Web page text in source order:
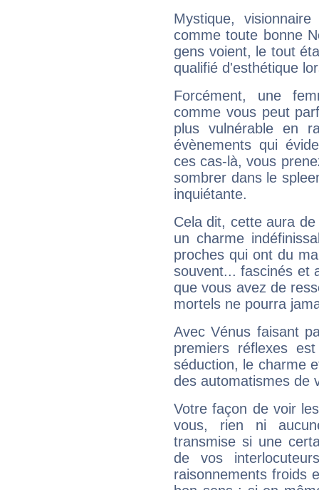
Mystique,
comme toute bonne
gens voient, le tout
qualifié d'esthétique
Forcément, une
comme vous peut
plus vulnérable en
évènements qui
ces cas-là, vous
sombrer dans le
inquiétante.
Cela dit, cette aura
un charme
proches qui ont du
souvent... fascinés et
que vous avez de
mortels ne pourra
Avec Vénus faisant
premiers réflexes
séduction, le charme
des automatismes de
Votre façon de voir
vous, rien ni
transmise si une
de vos
raisonnements froids